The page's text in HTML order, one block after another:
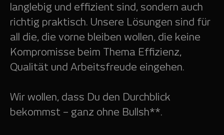
langlebig und effizient sind, sondern auch
richtig praktisch. Unsere Lösungen sind für
all die, die vorne bleiben wollen, die keine
Kompromisse beim Thema Effizienz,
Qualität und Arbeitsfreude eingehen.
Wir wollen, dass Du den Durchblick
bekommst – ganz ohne Bullsh**.